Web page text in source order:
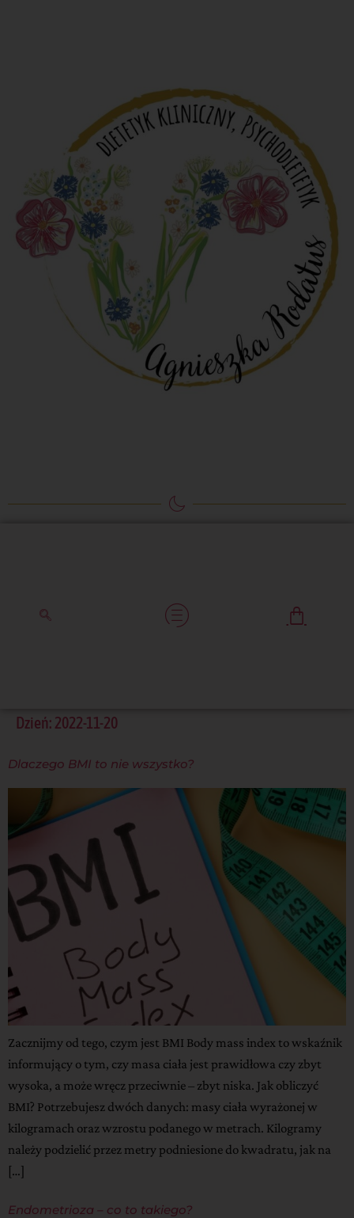
Dzień: 2022-11-20
Dlaczego BMI to nie wszystko?
Zacznijmy od tego, czym jest BMI Body mass index to wskaźnik
informujący o tym, czy masa ciała jest prawidłowa czy zbyt
wysoka, a może wręcz przeciwnie – zbyt niska. Jak obliczyć
BMI? Potrzebujesz dwóch danych: masy ciała wyrażonej w
kilogramach oraz wzrostu podanego w metrach. Kilogramy
należy podzielić przez metry podniesione do kwadratu, jak na
[…]
Endometrioza – co to takiego?